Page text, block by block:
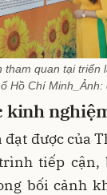
tham quan tại triển
Hồ Chí Minh_Ảnh:
kinh
được của
tiếp cận,
bối cảnh